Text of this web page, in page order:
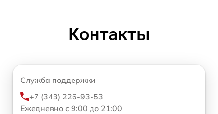
Контакты
Служба поддержки
+7 (343) 226-93-53
Ежедневно с 9:00 до 21:00